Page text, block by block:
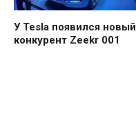
У Tesla появился новый
конкурент Zeekr 001